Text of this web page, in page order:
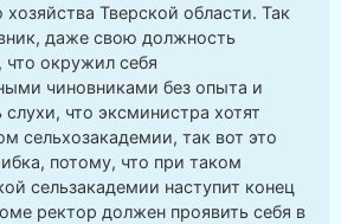
хозяйства Тверской области. Так
даже свою должность
что окружил себя
чиновниками без опыта и
что эксминистра хотят
сельхозакадемии, так вот это
потому, что при таком
сельзакадемии наступит конец
ректор должен проявить себя в